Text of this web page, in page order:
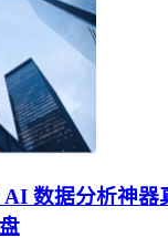
数据分析神器